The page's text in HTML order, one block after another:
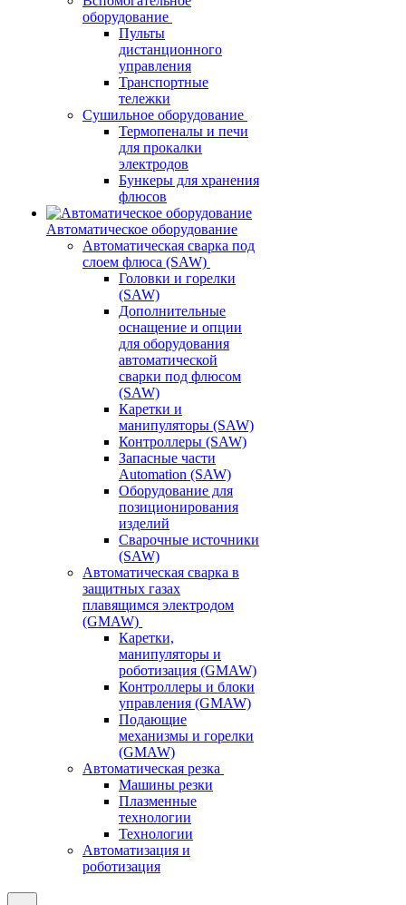
оборудование
Пульты
дистанционного
управления
Транспортные
тележки
Сушильное оборудование
Термопеналы и печи
для прокалки
электродов
Бункеры для хранения
флюсов
Автоматическое оборудование
Автоматическая сварка под
слоем флюса (SAW)
Головки и горелки
(SAW)
Дополнительные
оснащение и опции
для оборудования
автоматической
сварки под флюсом
(SAW)
Каретки и
манипуляторы (SAW)
Контроллеры (SAW)
Запасные части
Automation (SAW)
Оборудование для
позиционирования
изделий
Сварочные источники
(SAW)
Автоматическая сварка в
защитных газах
плавящимся электродом
(GMAW)
Каретки,
манипуляторы и
роботизация (GMAW)
Контроллеры и блоки
управления (GMAW)
Подающие
механизмы и горелки
(GMAW)
Автоматическая резка
Машины резки
Плазменные
технологии
Технологии
Автоматизация и
роботизация